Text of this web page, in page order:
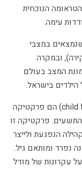
הנוכחית
עימה.
במצבי
ובמקרה
המצב בעולם
בישראל.
מרחבים בטוחים לילדים (child friendly spaces) הם פרקטיקה
פרקטיקה זו
הנפגעת ולייצר
נפרד ומותאם גיל.
עקרונות של מודל